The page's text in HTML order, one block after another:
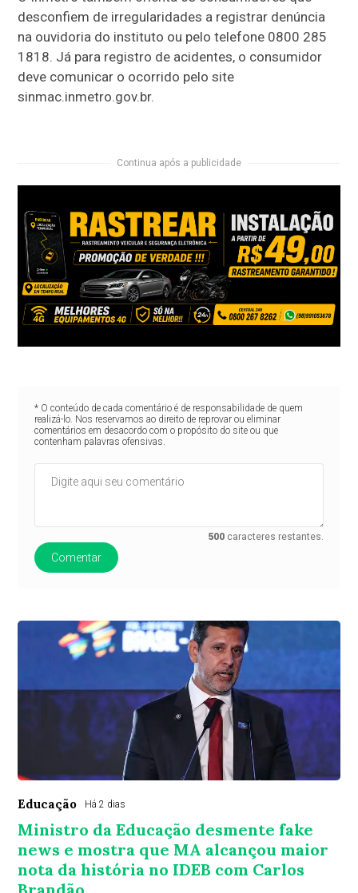
desconfiem de irregularidades a registrar denúncia
na ouvidoria do instituto ou pelo telefone 0800 285
1818. Já para registro de acidentes, o consumidor
deve comunicar o ocorrido pelo site
sinmac.inmetro.gov.br.
Continua após a publicidade
* O conteúdo de cada comentário é de responsabilidade de quem
realizá-lo. Nos reservamos ao direito de reprovar ou eliminar
comentários em desacordo com o propósito do site ou que
contenham palavras ofensivas.
500 caracteres restantes.
Comentar
Educação Há 2 dias
Ministro da Educação desmente fake
news e mostra que MA alcançou maior
nota da história no IDEB com Carlos